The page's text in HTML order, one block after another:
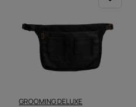
GROOMING DELUXE